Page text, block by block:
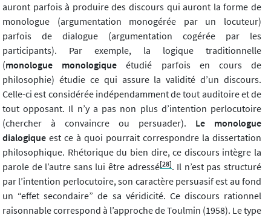
auront parfois à produire des discours qui auront la forme de
monologue (argumentation monogérée par un locuteur)
parfois de dialogue (argumentation cogérée par les
participants). Par exemple, la logique traditionnelle
(monologue monologique étudié parfois en cours de
philosophie) étudie ce qui assure la validité d’un discours.
Celle-ci est considérée indépendamment de tout auditoire et de
tout opposant. Il n’y a pas non plus d’intention perlocutoire
(chercher à convaincre ou persuader). Le monologue
dialogique est ce à quoi pourrait correspondre la dissertation
philosophique. Rhétorique du bien dire, ce discours intègre la
parole de l’autre sans lui être adressé[28]. Il n’est pas structuré
par l’intention perlocutoire, son caractère persuasif est au fond
un “effet secondaire” de sa véridicité. Ce discours rationnel
raisonnable correspond à l’approche de Toulmin (1958). Le type